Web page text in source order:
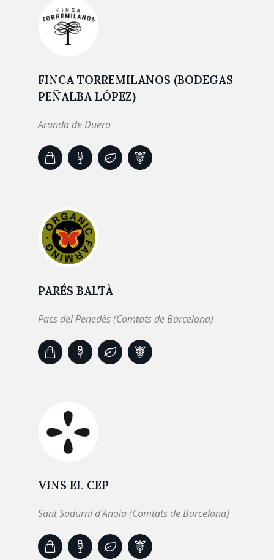
FINCA TORREMILANOS (BODEGAS
PEÑALBA LÓPEZ)
Aranda de Duero
PARÉS BALTÀ
Pacs del Penedès (Comtats de Barcelona)
VINS EL CEP
Sant Sadurní d’Anoia (Comtats de Barcelona)